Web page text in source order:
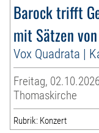
Barock trifft
mit Sätzen
Vox Quadrata |
Freitag,
Thomaskirche
Rubrik: Konzert